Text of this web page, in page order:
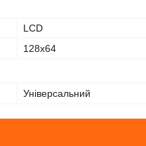
LCD
128x64
Універсальний